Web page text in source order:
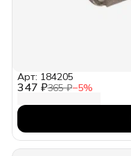
347 ₽365 ₽−5%
Арт: 184205